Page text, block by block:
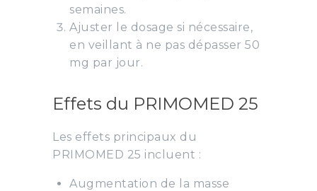
semaines.
Ajuster le dosage si nécessaire,
en veillant à ne pas dépasser 50
mg par jour.
Effets du PRIMOMED 25
Les effets principaux du
PRIMOMED 25 incluent :
Augmentation de la masse